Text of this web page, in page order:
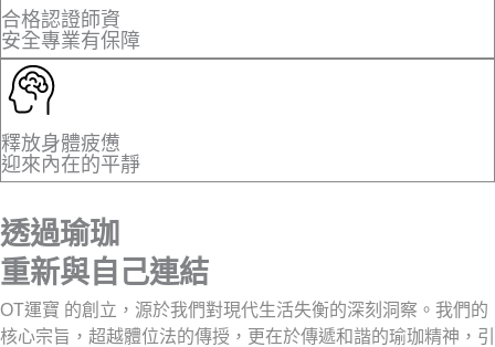
合格認證師資
安全專業有保障
釋放身體疲憊
迎來內在的平靜
透過瑜珈
重新與自己連結
OT運寶 的創立，源於我們對現代生活失衡的深刻洞察。我們的
核心宗旨，超越體位法的傳授，更在於傳遞和諧的瑜珈精神，引